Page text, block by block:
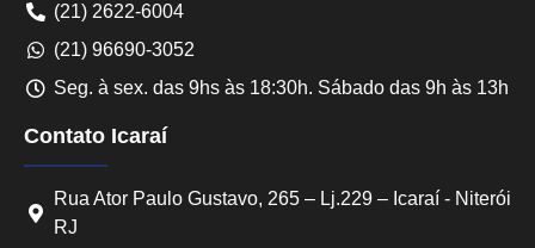
(21) 2622-6004
(21) 96690-3052
Seg. à sex. das 9hs às 18:30h. Sábado das 9h às 13h
Contato Icaraí
Rua Ator Paulo Gustavo, 265 – Lj.229 – Icaraí - Niterói
RJ